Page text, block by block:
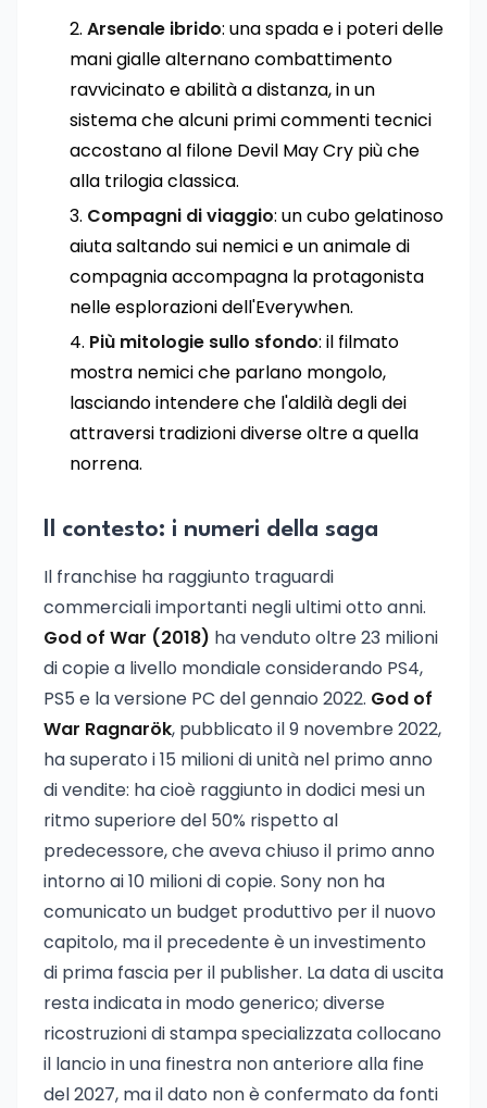
Arsenale ibrido: una spada e i poteri delle
mani gialle alternano combattimento
ravvicinato e abilità a distanza, in un
sistema che alcuni primi commenti tecnici
accostano al filone Devil May Cry più che
alla trilogia classica.
Compagni di viaggio: un cubo gelatinoso
aiuta saltando sui nemici e un animale di
compagnia accompagna la protagonista
nelle esplorazioni dell'Everywhen.
Più mitologie sullo sfondo: il filmato
mostra nemici che parlano mongolo,
lasciando intendere che l'aldilà degli dei
attraversi tradizioni diverse oltre a quella
norrena.
Il contesto: i numeri della saga
Il franchise ha raggiunto traguardi
commerciali importanti negli ultimi otto anni.
God of War (2018) ha venduto oltre 23 milioni
di copie a livello mondiale considerando PS4,
PS5 e la versione PC del gennaio 2022. God of
War Ragnarök, pubblicato il 9 novembre 2022,
ha superato i 15 milioni di unità nel primo anno
di vendite: ha cioè raggiunto in dodici mesi un
ritmo superiore del 50% rispetto al
predecessore, che aveva chiuso il primo anno
intorno ai 10 milioni di copie. Sony non ha
comunicato un budget produttivo per il nuovo
capitolo, ma il precedente è un investimento
di prima fascia per il publisher. La data di uscita
resta indicata in modo generico; diverse
ricostruzioni di stampa specializzata collocano
il lancio in una finestra non anteriore alla fine
del 2027, ma il dato non è confermato da fonti